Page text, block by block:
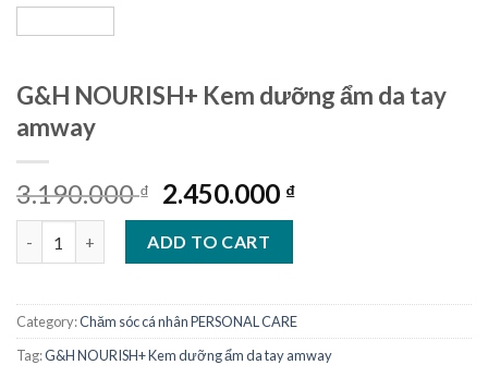
G&H NOURISH+ Kem dưỡng ẩm da tay
amway
3.190.000₫
Original
price
was:
3.190.000 ₫.
2.450.000 ₫Current
ADD TO CART
Category:Chăm sóc cá nhân PERSONAL CARE
Tag:G&H NOURISH+ Kem dưỡng ẩm da tay amway